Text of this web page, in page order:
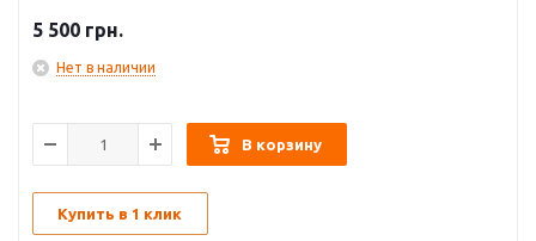
5 500 грн.
Нет в наличии
В корзину
Купить в 1 клик